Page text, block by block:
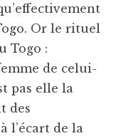
Or le rituel
Togo :
de celui-
pas elle la
des
l’écart de la